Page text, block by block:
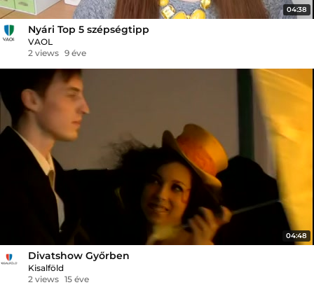
04:38
Nyári Top 5 szépségtipp
VAOL
2 views 9 éve
04:48
Divatshow Győrben
Kisalföld
2 views 15 éve